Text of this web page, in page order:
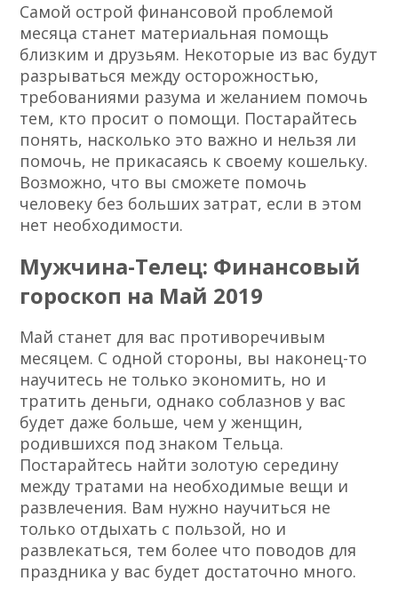
Самой острой финансовой проблемой
месяца станет материальная помощь
близким и друзьям. Некоторые из вас будут
разрываться между осторожностью,
требованиями разума и желанием помочь
тем, кто просит о помощи. Постарайтесь
понять, насколько это важно и нельзя ли
помочь, не прикасаясь к своему кошельку.
Возможно, что вы сможете помочь
человеку без больших затрат, если в этом
нет необходимости.
Мужчина-Телец: Финансовый
гороскоп на Май 2019
Май станет для вас противоречивым
месяцем. С одной стороны, вы наконец-то
научитесь не только экономить, но и
тратить деньги, однако соблазнов у вас
будет даже больше, чем у женщин,
родившихся под знаком Тельца.
Постарайтесь найти золотую середину
между тратами на необходимые вещи и
развлечения. Вам нужно научиться не
только отдыхать с пользой, но и
развлекаться, тем более что поводов для
праздника у вас будет достаточно много.